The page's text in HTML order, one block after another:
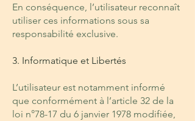
En conséquence, l’utilisateur reconnaît
utiliser ces informations sous sa
responsabilité exclusive.
3. Informatique et Libertés
L’utilisateur est notamment informé
que conformément à l’article 32 de la
loi n°78-17 du 6 janvier 1978 modifiée,